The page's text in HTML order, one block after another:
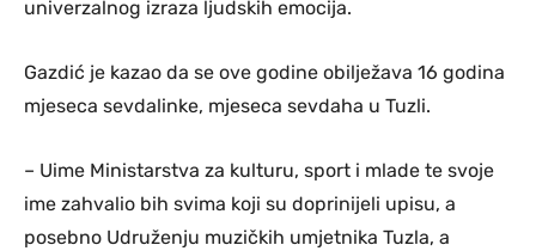
univerzalnog izraza ljudskih emocija.
Gazdić je kazao da se ove godine obilježava 16 godina
mjeseca sevdalinke, mjeseca sevdaha u Tuzli.
– Uime Ministarstva za kulturu, sport i mlade te svoje
ime zahvalio bih svima koji su doprinijeli upisu, a
posebno Udruženju muzičkih umjetnika Tuzla, a